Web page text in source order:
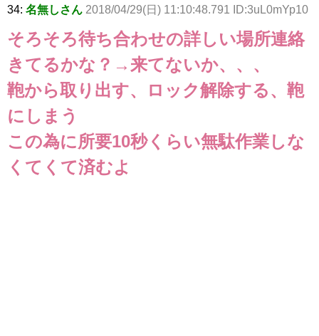
34: 名無しさん 2018/04/29(日) 11:10:48.791 ID:3uL0mYp10
そろそろ待ち合わせの詳しい場所連絡
きてるかな？→来てないか、、、
鞄から取り出す、ロック解除する、鞄
にしまう
この為に所要10秒くらい無駄作業しな
くてくて済むよ